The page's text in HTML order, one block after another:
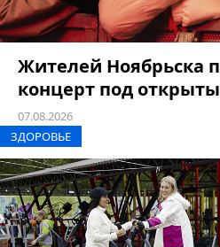
Жителей Ноябрьска
концерт под
07.08.2026
ЗДОРОВЬЕ